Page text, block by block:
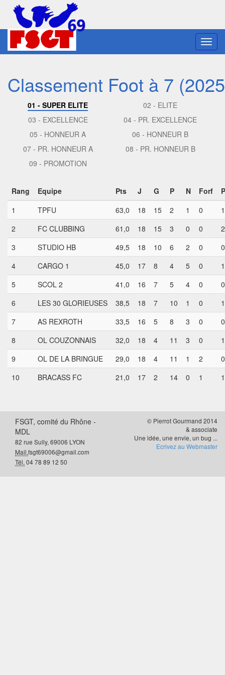
Classement Foot à 7
01 - SUPER ELITE
02 - ELITE
03 - EXCELLENCE
04 - PR. EXCELLENCE
05 - HONNEUR A
06 - HONNEUR B
07 - PR. HONNEUR A
08 - PR. HONNEUR B
09 - PROMOTION
Rang Equipe Pts J G P N Forf
1
TPFU 63,0 18 15 2 1 0
2
FC CLUBBING 61,0 18 15 3 0 0
3
STUDIO HB 49,5 18 10 6 2 0
4
CARGO 1 45,0 17 8 4 5 0
5
SCOL 2 41,0 16 7 5 4 0
6
LES 30 GLORIEUSES 38,5 18 7 10 1 0
7
AS REXROTH 33,5 16 5 8 3 0
8
OL COUZONNAIS 32,0 18 4 11 3 0
9
OL DE LA BRINGUE 29,0 18 4 11 1 2
10
BRACASS FC 21,0 17 2 14 0 1
FSGT, comité du Rhône -
MDL
82 rue Sully, 69006 LYON
Mail.fsgt69006@gmail.com
Tél. 04 78 89 12 50
© Pierrot Gourmand 2014
& associate
Une idée, une envie, un bug ...
Ecrivez au Webmaster